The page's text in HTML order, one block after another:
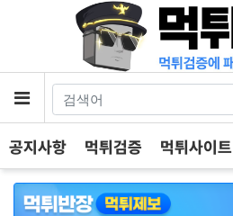
메뉴
공지사항 먹튀검증 먹튀사이트